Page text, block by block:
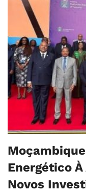
Energético
Novos